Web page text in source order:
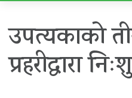
उपत्यकाको
प्रहरीद्वारा